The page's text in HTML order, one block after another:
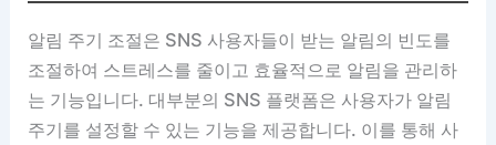
알림 주기 조절은 SNS 사용자들이 받는 알림의 빈도를
조절하여 스트레스를 줄이고 효율적으로 알림을 관리하
는 기능입니다. 대부분의 SNS 플랫폼은 사용자가 알림
주기를 설정할 수 있는 기능을 제공합니다. 이를 통해 사